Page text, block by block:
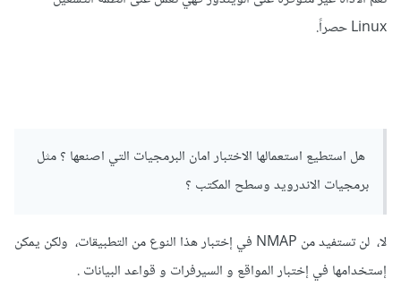
Linux حصراً.
هل استطيع استعمالها الاختبار امان البرمجيات التي اصنعها ؟ مثل
برمجيات الاندرويد وسطح المكتب ؟
لا، لن تستفيد من NMAP في إختبار هذا النوع من التطبيقات، ولكن يمكن
إستخدامها في إختبار المواقع و السيرفرات و قواعد البيانات .